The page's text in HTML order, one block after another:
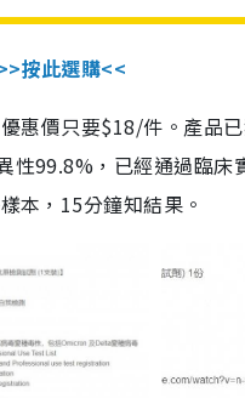
按此選購<<
惠價只要$18/件。產品
99.8%，已經通過臨
本，15分鐘知結果。